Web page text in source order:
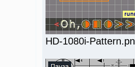
HD-1080i-